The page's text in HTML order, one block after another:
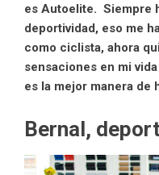
es Autoelite. Siempre
deportividad, eso me
como ciclista, ahora
sensaciones en mi
es la mejor manera de
Bernal,